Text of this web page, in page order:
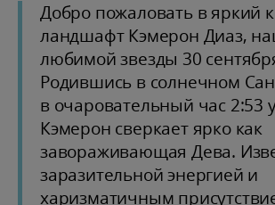
Добро пожаловать в яркий
ландшафт Кэмерон Диаз,
любимой звезды 30
Родившись в солнечном
в очаровательный час 2:53
Кэмерон сверкает ярко как
завораживающая Дева.
заразительной энергией и
харизматичным